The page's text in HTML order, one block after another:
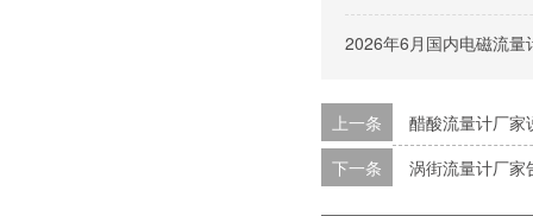
2026年6月国内电磁流
上一条
醋酸流量计厂家
下一条
涡街流量计厂家